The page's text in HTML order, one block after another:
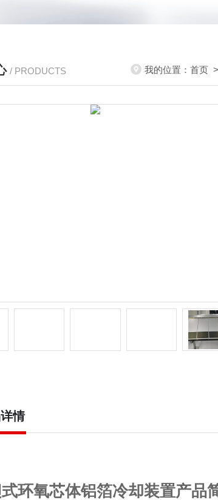
/ PRODUCTS 我的位置： 首页 >
情
环氧芯体铝箔冷却装置产品